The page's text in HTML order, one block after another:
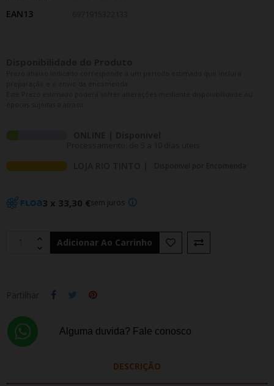
EAN13
3 x 33,30 €sem juros
Adicionar Ao Carrinho
Alguma duvida? Fale conosco
DESCRIÇÃO